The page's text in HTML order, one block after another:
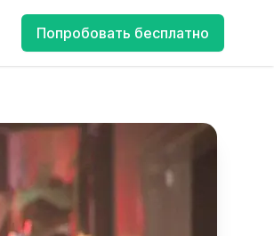
Попробовать бесплатно